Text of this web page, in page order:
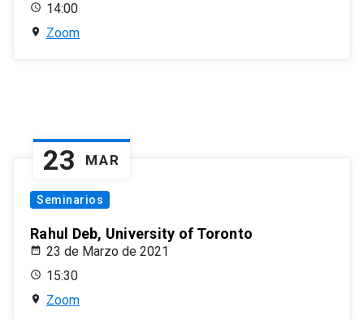
14:00
Zoom
23 MAR
Seminarios
Rahul Deb, University of Toronto
23 de Marzo de 2021
15:30
Zoom